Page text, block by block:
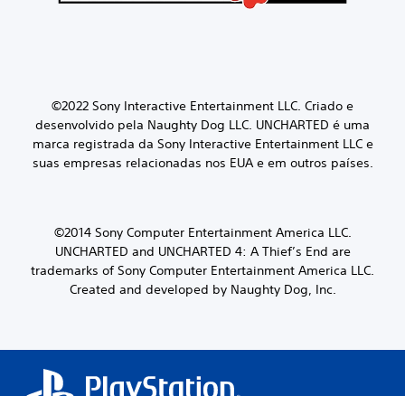
©2022 Sony Interactive Entertainment LLC. Criado e
desenvolvido pela Naughty Dog LLC. UNCHARTED é uma
marca registrada da Sony Interactive Entertainment LLC e
suas empresas relacionadas nos EUA e em outros países.
©2014 Sony Computer Entertainment America LLC.
UNCHARTED and UNCHARTED 4: A Thief’s End are
trademarks of Sony Computer Entertainment America LLC.
Created and developed by Naughty Dog, Inc.